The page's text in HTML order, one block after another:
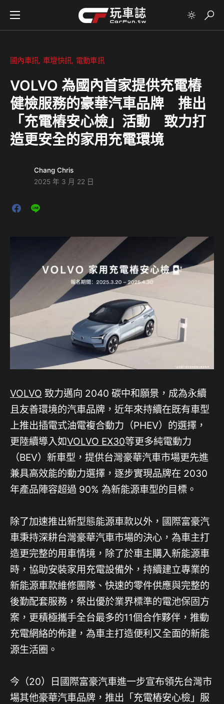
國內車訊 車壇快訊 電動車訊
VOLVO 為國內首家提供充電樁
健檢服務的豪華汽車品牌 推出
「充電樁安心檢」活動 致力打
造更安全的家用充電環境
Chang Chris
2025 年 3 月 22 日
VOLVO 致力邁向 2040 碳中和願景，成為永續
且友善環境的汽車品牌，近年來持續在既有車型
上推出插電式油電複合動力（PHEV）的選擇，
更陸續導入如VOLVO EX30等更多純電動力
（BEV）新車型，提供台灣豪華汽車市場更先進
兼具高效能的動力選擇，逐步實現品牌在 2030
年產品陣容超過 90% 為新能源車型的目標。
除了加速推出新型態能源車款以外，國際富豪汽
車秉持深耕台灣豪華汽車市場的決心，為車主打
造更完整的用車情境，除了於車主購入新能源車
時，協助安裝家用充電設備外，持續建立專業的
新能源車款維修團隊、快速的零件供應與完整的
後勤配套服務，祭出優於業界標準的電池保固方
案，更積極攜手全台最多的11個合作夥伴，推動
充電網絡的佈建，為車主打造便利又全面的新能
源生活圈。
今（20）日國際富豪汽車進一步宣布領先台灣市
場其他豪華汽車品牌，推出「充電樁安心檢」服